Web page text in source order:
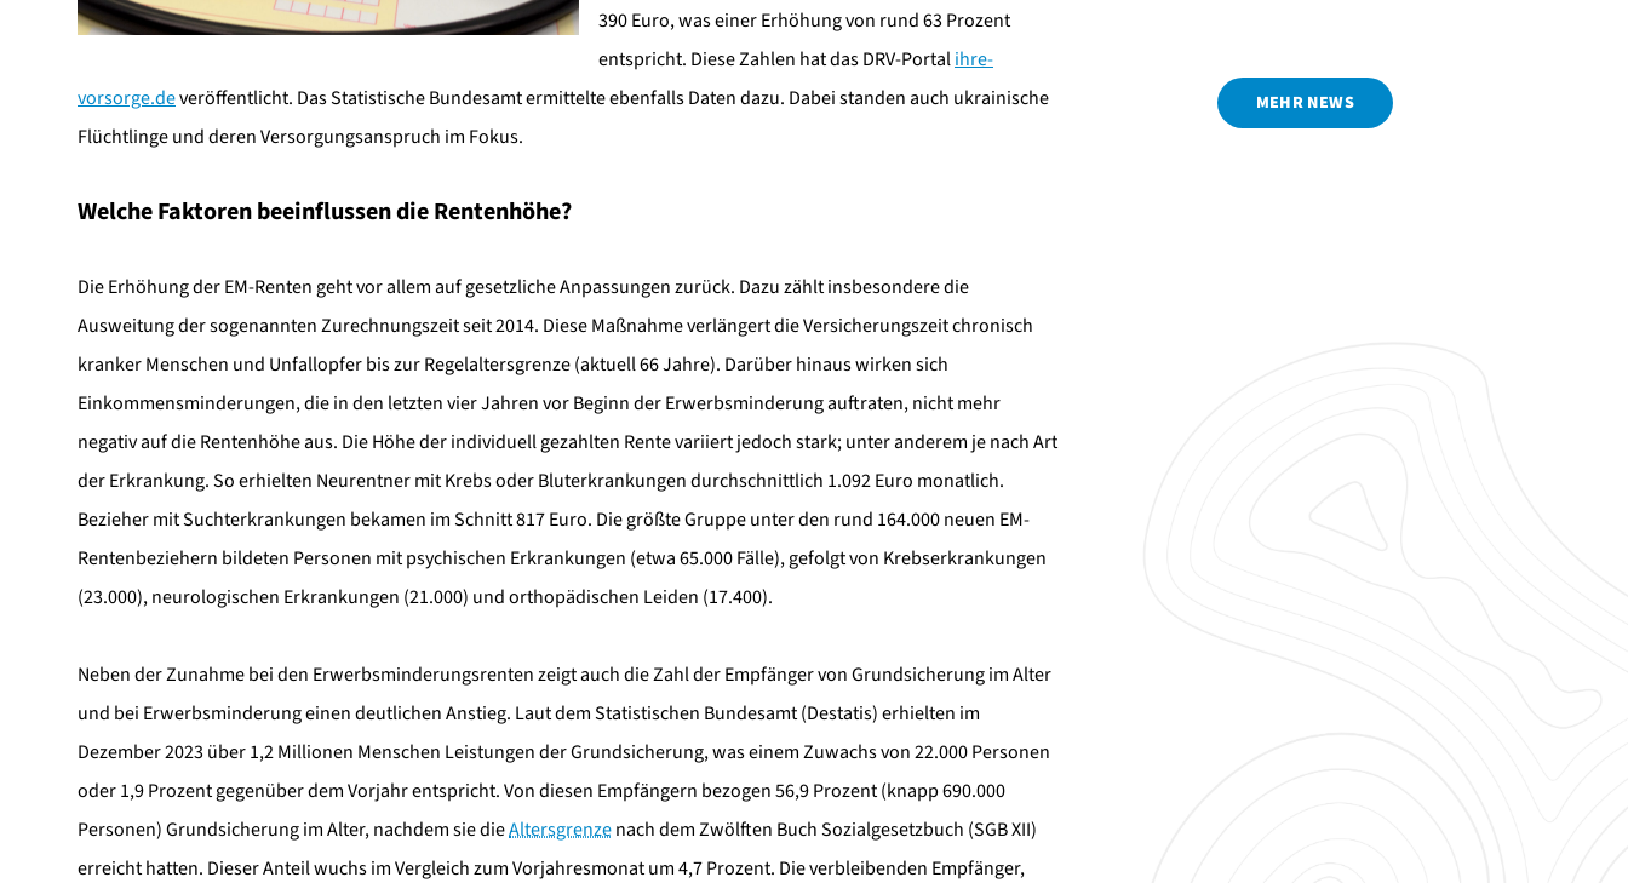
390 Euro, was einer Erhöhung von rund 63 Prozent
entspricht. Diese Zahlen hat das DRV-Portalihre-
vorsorge.deveröffentlicht. Das Statistische Bundesamt ermittelte ebenfalls Daten dazu. Dabei standen auch ukrainische
Flüchtlinge und deren Versorgungsanspruch im Fokus.
Welche Faktoren beeinflussen die Rentenhöhe?
Die Erhöhung der EM-Renten geht vor allem auf gesetzliche Anpassungen zurück. Dazu zählt insbesondere die
Ausweitung der sogenannten Zurechnungszeit seit 2014. Diese Maßnahme verlängert die Versicherungszeit chronisch
kranker Menschen und Unfallopfer bis zur Regelaltersgrenze (aktuell 66 Jahre). Darüber hinaus wirken sich
Einkommensminderungen, die in den letzten vier Jahren vor Beginn der Erwerbsminderung auftraten, nicht mehr
negativ auf die Rentenhöhe aus. Die Höhe der individuell gezahlten Rente variiert jedoch stark; unter anderem je nach Art
der Erkrankung. So erhielten Neurentner mit Krebs oder Bluterkrankungen durchschnittlich 1.092 Euro monatlich.
Bezieher mit Suchterkrankungen bekamen im Schnitt 817 Euro. Die größte Gruppe unter den rund 164.000 neuen EM-
Rentenbeziehern bildeten Personen mit psychischen Erkrankungen (etwa 65.000 Fälle), gefolgt von Krebserkrankungen
(23.000), neurologischen Erkrankungen (21.000) und orthopädischen Leiden (17.400).
Neben der Zunahme bei den Erwerbsminderungsrenten zeigt auch die Zahl der Empfänger von Grundsicherung im Alter
und bei Erwerbsminderung einen deutlichen Anstieg. Laut dem Statistischen Bundesamt (Destatis) erhielten im
Dezember 2023 über 1,2 Millionen Menschen Leistungen der Grundsicherung, was einem Zuwachs von 22.000 Personen
oder 1,9 Prozent gegenüber dem Vorjahr entspricht. Von diesen Empfängern bezogen 56,9 Prozent (knapp 690.000
Personen) Grundsicherung im Alter, nachdem sie dieAltersgrenzenach dem Zwölften Buch Sozialgesetzbuch (SGB XII)
erreicht hatten. Dieser Anteil wuchs im Vergleich zum Vorjahresmonat um 4,7 Prozent. Die verbleibenden Empfänger,
MEHR NEWS